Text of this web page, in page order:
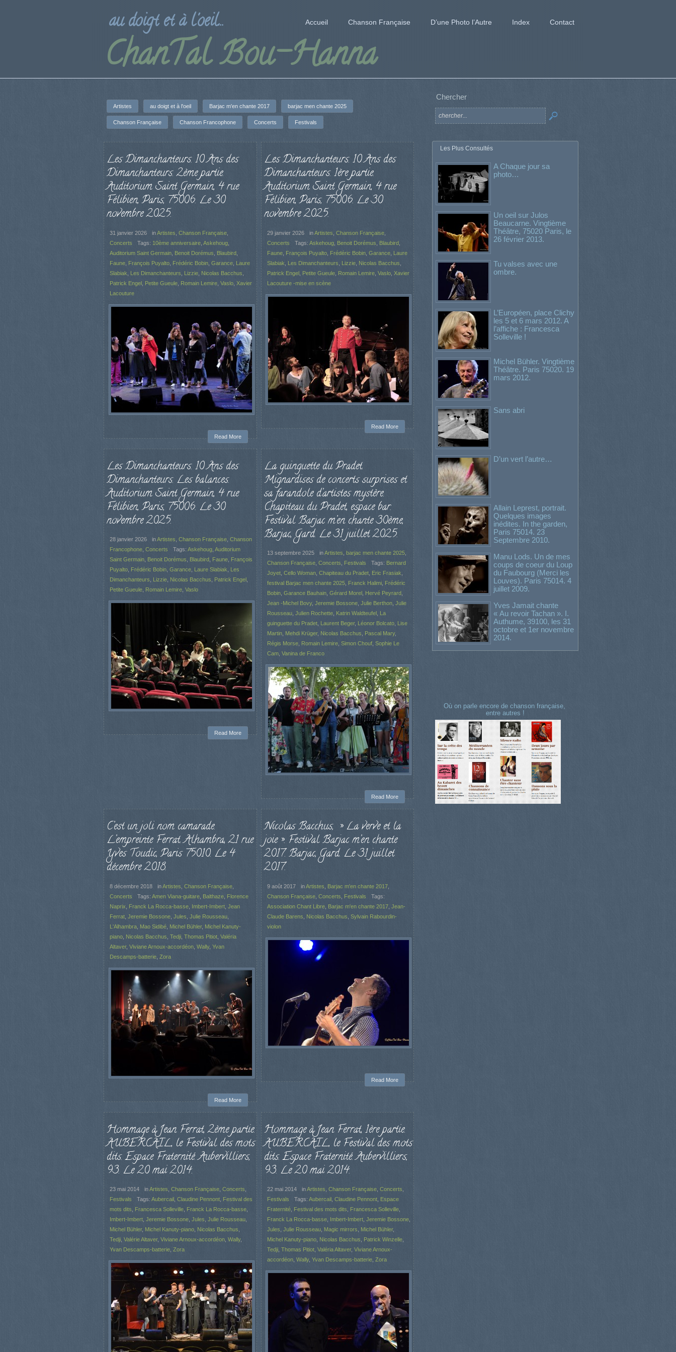
ChanTal Bou-Hanna
au doigt et à l'oeil... Accueil Chanson Française D’une Photo l’Autre Index Contact
Artistes au doigt et à l'oeil Barjac m'en chante 2017 barjac men chante 2025
Chanson Française Chanson Francophone Concerts Festivals
Les Dimanchanteurs. 10 Ans des
Dimanchanteurs. 2ème partie.
Auditorium Saint Germain, 4 rue
Félibien, Paris, 75006. Le 30
novembre 2025.
31 janvier 2026 inArtistes Chanson Française
Concerts
Tags: 10ème anniversaire Askehoug
Auditorium Saint Germain Benoit Dorémus Blaubird
Faune François Puyalto Frédéric Bobin Garance Laure
Slabiak
Les Dimanchanteurs Lizzie Nicolas Bacchus
Patrick Engel Petite Gueule Romain Lemire Vaslo Xavier
Lacouture
Read More
Les Dimanchanteurs. 10 Ans des
Dimanchanteurs. 1ère partie.
Auditorium Saint Germain, 4 rue
Félibien, Paris, 75006. Le 30
novembre 2025.
29 janvier 2026 inArtistes Chanson Française,
Concerts
Tags: Askehoug, Benoit Dorémus Blaubird,
Faune, François Puyalto, Frédéric Bobin, Garance, Laure
Slabiak
Les Dimanchanteurs Lizzie, Nicolas Bacchus
Patrick Engel, Petite Gueule, Romain Lemire, Vaslo, Xavier
Lacouture -mise en scène
Read More
Les Dimanchanteurs. 10 Ans des
Dimanchanteurs. Les balances.
Auditorium Saint Germain, 4 rue
Félibien, Paris, 75006. Le 30
novembre 2025.
28 janvier 2026 inArtistes Chanson Française Chanson
Francophone Concerts Tags: Askehoug Auditorium
Saint Germain Benoit Dorémus Blaubird Faune François
Puyalto Frédéric Bobin Garance Laure Slabiak
Les
Dimanchanteurs
Lizzie Nicolas Bacchus Patrick Engel
Petite Gueule Romain Lemire Vaslo
Read More
La guinguette du Pradet.
Mignardises de concerts surprises et
sa farandole d’artistes mystère.
Chapiteau du Pradet, espace bar.
Festival Barjac m’en chante 30ème,
Barjac, Gard. Le 31 juillet 2025.
13 septembre 2025 inArtistes barjac men chante 2025,
Chanson Française, Concerts Festivals Tags: Bernard
Joyet, Cello Woman, Chapiteau du Pradet, Eric Frasiak
festival Barjac men chante 2025, Franck Halimi, Frédéric
Bobin, Garance Bauhain, Gérard Morel, Hervé Peyrard,
Jean -Michel Bovy, Jeremie Bossone, Julie Berthon, Julie
Rousseau, Julien Rochette, Katrin Waldteufel, La
guinguette du Pradet, Laurent Beger, Léonor Bolcato, Lise
Martin, Mehdi Krüger, Nicolas Bacchus Pascal Mary,
Régis Morse, Romain Lemire, Simon Chouf, Sophie Le
Cam, Vanina de Franco
Read More
C’est un joli nom camarade.
L’empreinte Ferrat. Alhambra, 21 rue
Yves Toudic, Paris 75010. Le 4
décembre 2018.
8 décembre 2018 inArtistes Chanson Française
Concerts
Tags: Amen Viana-guitare Balthaze Florence
Naprix
Franck La Rocca-basse Imbert-Imbert Jean
Ferrat Jeremie Bossone Jules Julie Rousseau
L'Alhambra Mao Sidibé Michel Bühler, Michel Kanuty-
piano Nicolas Bacchus Tedji Thomas Pitiot Valéria
Altaver, Viviane Arnoux-accordéon Wally, Yvan
Descamps-batterie Zora
Read More
Nicolas Bacchus, » La verve et la
joie ». Festival Barjac m’en chante
2017. Barjac, Gard. Le 31 juillet
2017.
9 août 2017 inArtistes Barjac m'en chante 2017,
Chanson Française, Concerts Festivals
Tags:
Association Chant Libre, Barjac m'en chante 2017, Jean-
Claude Barens
Nicolas Bacchus Sylvain Rabourdin-
violon
Read More
Hommage à Jean Ferrat, 2ème partie.
AUBERCAIL, le Festival des mots
dits. Espace Fraternité. Aubervilliers,
93. Le 20 mai 2014.
23 mai 2014 inArtistes Chanson Française Concerts
Festivals
Tags: Aubercail Claudine Pennont Festival des
mots dits
Francesca Solleville Franck La Rocca-basse
Imbert-Imbert Jeremie Bossone Jules Julie Rousseau
Michel Bühler, Michel Kanuty-piano Nicolas Bacchus
Tedji Valérie Altaver, Viviane Arnoux-accordéon Wally,
Yvan Descamps-batterie Zora
Hommage à Jean Ferrat, 1ère partie.
AUBERCAIL, le Festival des mots
dits. Espace Fraternité. Aubervilliers,
93. Le 20 mai 2014.
22 mai 2014 inArtistes Chanson Française, Concerts
Festivals
Tags: Aubercail, Claudine Pennont, Espace
Fraternité, Festival des mots dits Francesca Solleville,
Franck La Rocca-basse, Imbert-Imbert, Jeremie Bossone,
Jules Julie Rousseau, Magic mirrors Michel Bühler,
Michel Kanuty-piano, Nicolas Bacchus Patrick Winzelle,
Tedji, Thomas Pitiot, Valéria Altaver, Viviane Arnoux-
accordéon, Wally, Yvan Descamps-batterie, Zora
Chercher
Les Plus Consultés
A Chaque jour sa
photo…
Un oeil sur Julos
Beaucarne. Vingtième
Théâtre, 75020 Paris, le
26 février 2013.
Tu valses avec une
ombre.
L’Européen, place Clichy
les 5 et 6 mars 2012. A
l’affiche : Francesca
Solleville !
Michel Bühler. Vingtième
Théâtre. Paris 75020. 19
mars 2012.
Sans abri
D’un vert l’autre…
Allain Leprest, portrait.
Quelques images
inédites. In the garden,
Paris 75014. 23
Septembre 2010.
Manu Lods. Un de mes
coups de coeur du Loup
du Faubourg (Merci les
Louves). Paris 75014. 4
juillet 2009.
Yves Jamait chante
« Au revoir Tachan ». I.
Authume, 39100, les 31
octobre et 1er novembre
2014.
Où on parle encore de chanson française,
entre autres !